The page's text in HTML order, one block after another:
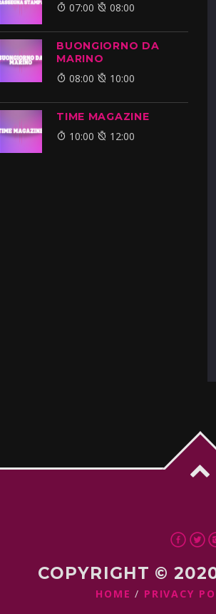
07:00 08:00
BUONGIORNO DA
MARINO
08:00 10:00
TIME MAGAZINE
10:00 12:00
COPYRIGHT ©
HOME PRIVACY